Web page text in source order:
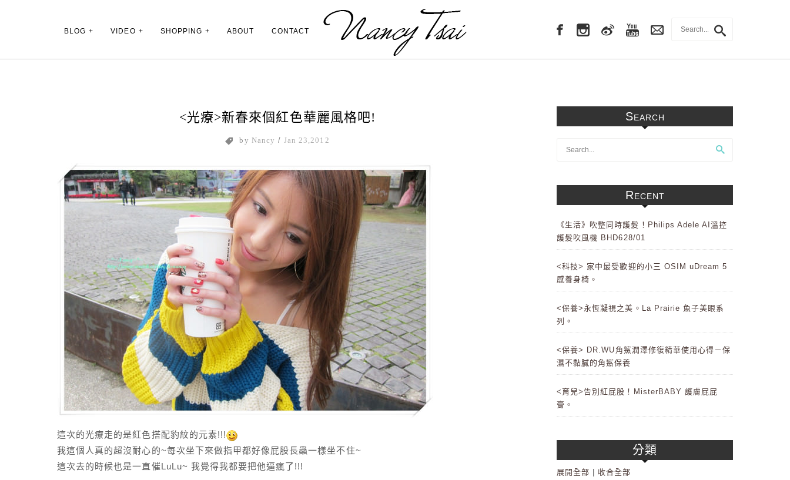
Main Menu
BLOG VIDEO SHOPPING ABOUT CONTACT
<光療>新春來個紅色華麗風格吧!
by Nancy /Jan 23,2012
這次的光療走的是紅色搭配豹紋的元素!!!
我這個人真的超沒耐心的~每次坐下來做指甲都好像屁股長蟲一樣坐不住~
這次去的時候也是一直催LuLu~ 我覺得我都要把他逼瘋了!!!
Search
Recent
《生活》吹整同時護髮！Philips Adele AI溫控
護髮吹風機 BHD628/01
<科技> 家中最受歡迎的小三 OSIM uDream 5
感養身椅。
<保養>永恆凝視之美。La Prairie 魚子美眼系
列。
<保養> DR.WU角鯊潤澤修復精華使用心得－保
濕不黏膩的角鯊保養
<育兒>告別紅屁股！MisterBABY 護膚屁屁
膏。
分類
展開全部
收合全部